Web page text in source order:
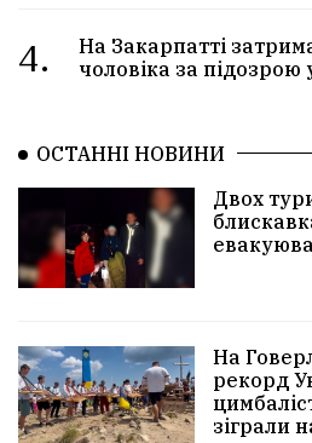
4.
На Закарпатті
чоловіка за підозрою
ОСТАННІ НОВИНИ
Двох
На
рекорд
зіграли